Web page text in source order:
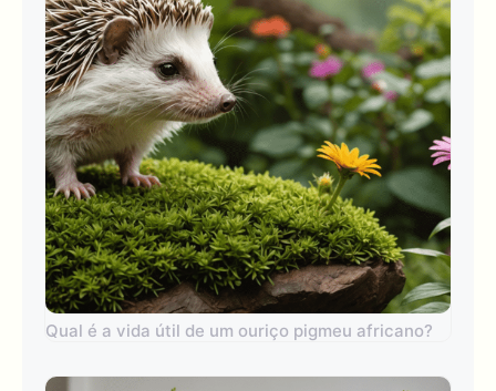
Qual é a vida útil de um ouriço pigmeu africano?